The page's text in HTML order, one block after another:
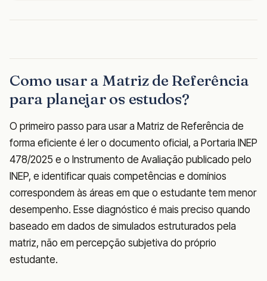
Como usar a Matriz de Referência
para planejar os estudos?
O primeiro passo para usar a Matriz de Referência de
forma eficiente é ler o documento oficial, a Portaria INEP
478/2025 e o Instrumento de Avaliação publicado pelo
INEP, e identificar quais competências e domínios
correspondem às áreas em que o estudante tem menor
desempenho. Esse diagnóstico é mais preciso quando
baseado em dados de simulados estruturados pela
matriz, não em percepção subjetiva do próprio
estudante.